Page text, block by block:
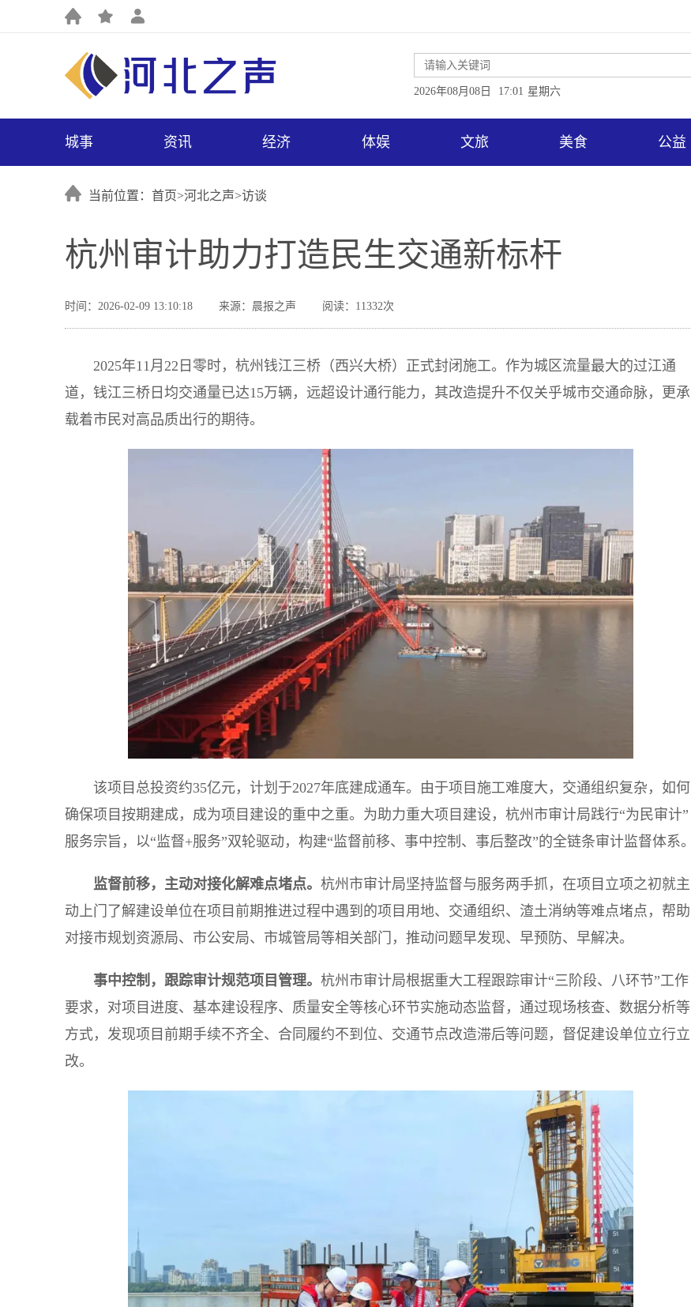
2026年08月08日 17:01 星期六
城事 资讯 经济 体娱 文旅 美食 公益
当前位置：首页>河北之声>访谈
杭州审计助力打造民生交通新标杆
时间：2026-02-09 13:10:18 来源：晨报之声 阅读：11332次
2025年11月22日零时，杭州钱江三桥（西兴大桥）正式封闭施工。作为城区流量最大的过江通
道，钱江三桥日均交通量已达15万辆，远超设计通行能力，其改造提升不仅关乎城市交通命脉，更承
载着市民对高品质出行的期待。
该项目总投资约35亿元，计划于2027年底建成通车。由于项目施工难度大，交通组织复杂，如何
确保项目按期建成，成为项目建设的重中之重。为助力重大项目建设，杭州市审计局践行“为民审计”
服务宗旨，以“监督+服务”双轮驱动，构建“监督前移、事中控制、事后整改”的全链条审计监督体系。
监督前移，主动对接化解难点堵点。 杭州市审计局坚持监督与服务两手抓，在项目立项之初就主
动上门了解建设单位在项目前期推进过程中遇到的项目用地、交通组织、渣土消纳等难点堵点，帮助
对接市规划资源局、市公安局、市城管局等相关部门，推动问题早发现、早预防、早解决。
事中控制，跟踪审计规范项目管理。 杭州市审计局根据重大工程跟踪审计“三阶段、八环节”工作
要求，对项目进度、基本建设程序、质量安全等核心环节实施动态监督，通过现场核查、数据分析等
方式，发现项目前期手续不齐全、合同履约不到位、交通节点改造滞后等问题，督促建设单位立行立
改。